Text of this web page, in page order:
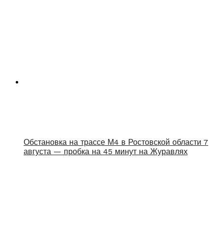
Обстановка на трассе М4 в Ростовской области 7
августа — пробка на 45 минут на Журавлях